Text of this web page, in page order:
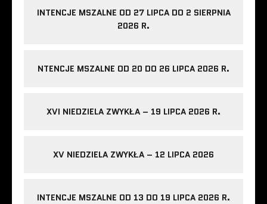
INTENCJE MSZALNE OD 27 LIPCA DO 2 SIERPNIA
2026 R.
NTENCJE MSZALNE OD 20 DO 26 LIPCA 2026 R.
XVI NIEDZIELA ZWYKŁA – 19 LIPCA 2026 R.
XV NIEDZIELA ZWYKŁA – 12 LIPCA 2026
INTENCJE MSZALNE OD 13 DO 19 LIPCA 2026 R.